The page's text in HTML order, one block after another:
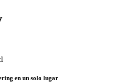
en un solo lugar